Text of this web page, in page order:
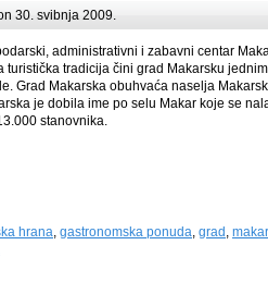
30. svibnja 2009.
administrativni i zabavni centar
turistička tradicija čini grad Makarsku
Grad Makarska obuhvaća naselja
je dobila ime po selu Makar koje se
stanovnika.
hrana gastronomska ponuda grad makar